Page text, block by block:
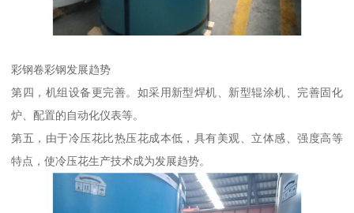
彩钢卷彩钢发展趋势
第四，机组设备更完善。如采用新型焊机、新型辊涂机、完善固化
炉、配置的自动化仪表等。
第五，由于冷压花比热压花成本低，具有美观、立体感、强度高等
特点，使冷压花生产技术成为发展趋势。